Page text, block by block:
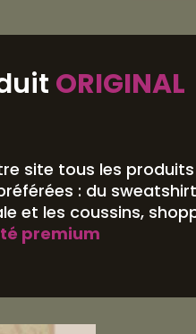
ORIGINAL
site tous les produits
: du sweatshirt
et les coussins,
premium